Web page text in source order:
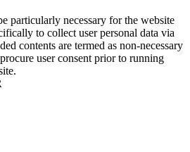
particularly necessary for the website
to collect user personal data via
contents are termed as non-necessary
user consent prior to running